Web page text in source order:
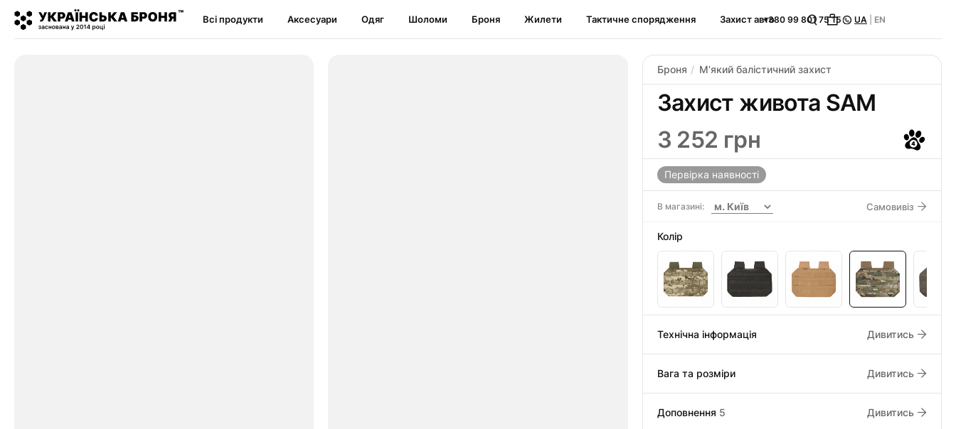
+380 99 801 75 15 UA EN
Всі продукти Аксесуари Одяг Шоломи Броня Жилети Тактичне спорядження Захист авто
Броня Мʼякий балістичний захист
Захист живота SAM
3 252 грн
Первірка наявності
В магазині: Самовивіз
Колір
Технічна інформація Дивитись
Вага та розміри Дивитись
Доповнення 5 Дивитись